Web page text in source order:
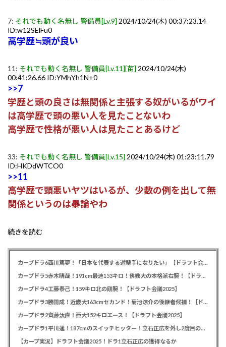
7: それでも動く名無し 警備員[Lv.9] 2024/10/24(木) 00:37:23.14
ID:w12SElFu0
高学歴≒頭が良い
11: それでも動く名無し 警備員[Lv.11][苗] 2024/10/24(木)
00:41:26.66 ID:YMhYh1N+0
>>7
学歴と頭の良さは無関係と主張する奴がいるがワイ
は高学歴で頭の悪い人を見たことないわ
高学歴で性格が悪い人は見たことあるけど
33: それでも動く名無し 警備員[Lv.15] 2024/10/24(木) 01:23:11.79
ID:HKDdWTCO0
>>11
高学歴で頭悪いヤツはいるが、少数の例を出して無
関係というのは暴論やわ
続きを読む
カープドラ6西川篤夢！「日本を代表する遊撃手になりたい」【ドラフト会議2025】
カープドラ5赤木晴哉！191cm最速153キロ！佛教大の本格派右腕！【ドラフト会議2025】
カープドラ4工藤泰己！159キロ北の剛腕！【ドラフト会議2025】
カープドラ3勝田成！近畿大163cmセカンド！菊池涼介の後継者候補！【ドラフト会議2025】
カープドラ2齊藤汰直！亜大152キロエース！【ドラフト会議2025】
カープドラ1平川蓮！187cmのスイッチヒッター！立石正広を外し2度目の重複も新井監督がクジを引き当てる！【ドラフト会議2025】
【カープ実況】ドラフト会議2025！ドラ1立石正広の獲得なるか